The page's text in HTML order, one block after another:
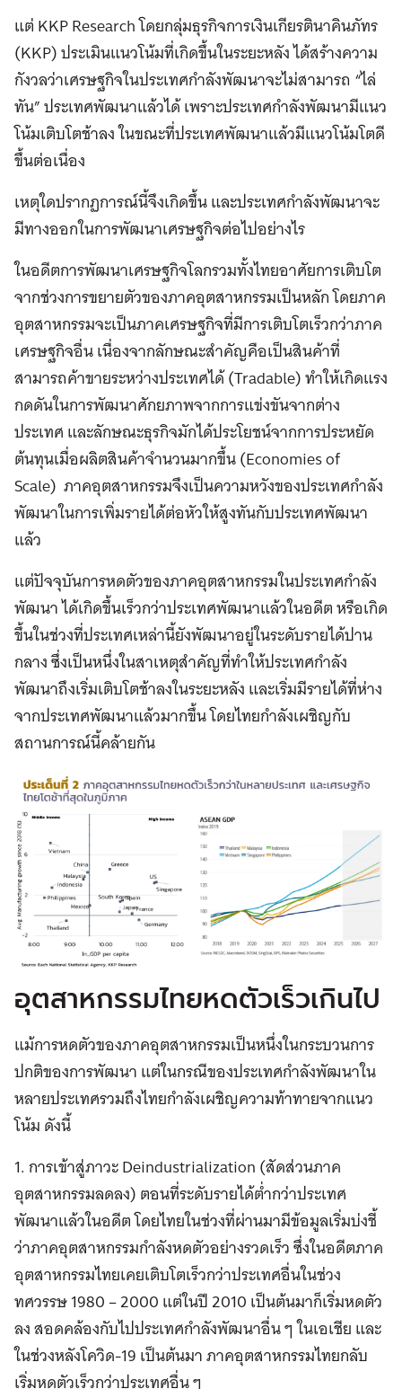
แต่ KKP Research โดยกลุ่มธุรกิจการเงินเกียรตินาคินภัทร
(KKP) ประเมินแนวโน้มที่เกิดขึ้นในระยะหลัง ได้สร้างความ
กังวลว่าเศรษฐกิจในประเทศกำลังพัฒนาจะไม่สามารถ “ไล่
ทัน” ประเทศพัฒนาแล้วได้ เพราะประเทศกำลังพัฒนามีแนว
โน้มเติบโตช้าลง ในขณะที่ประเทศพัฒนาแล้วมีแนวโน้มโตดี
ขึ้นต่อเนื่อง
เหตุใดปรากฏการณ์นี้จึงเกิดขึ้น และประเทศกำลังพัฒนาจะ
มีทางออกในการพัฒนาเศรษฐกิจต่อไปอย่างไร
ในอดีตการพัฒนาเศรษฐกิจโลกรวมทั้งไทยอาศัยการเติบโต
จากช่วงการขยายตัวของภาคอุตสาหกรรมเป็นหลัก โดยภาค
อุตสาหกรรมจะเป็นภาคเศรษฐกิจที่มีการเติบโตเร็วกว่าภาค
เศรษฐกิจอื่น เนื่องจากลักษณะสำคัญคือเป็นสินค้าที่
สามารถค้าขายระหว่างประเทศได้ (Tradable) ทำให้เกิดแรง
กดดันในการพัฒนาศักยภาพจากการแข่งขันจากต่าง
ประเทศ และลักษณะธุรกิจมักได้ประโยชน์จากการประหยัด
ต้นทุนเมื่อผลิตสินค้าจำนวนมากขึ้น (Economies of
Scale) ภาคอุตสาหกรรมจึงเป็นความหวังของประเทศกำลัง
พัฒนาในการเพิ่มรายได้ต่อหัวให้สูงทันกับประเทศพัฒนา
แล้ว
แต่ปัจจุบันการหดตัวของภาคอุตสาหกรรมในประเทศกำลัง
พัฒนา ได้เกิดขึ้นเร็วกว่าประเทศพัฒนาแล้วในอดีต หรือเกิด
ขึ้นในช่วงที่ประเทศเหล่านี้ยังพัฒนาอยู่ในระดับรายได้ปาน
กลาง ซึ่งเป็นหนึ่งในสาเหตุสำคัญที่ทำให้ประเทศกำลัง
พัฒนาถึงเริ่มเติบโตช้าลงในระยะหลัง และเริ่มมีรายได้ที่ห่าง
จากประเทศพัฒนาแล้วมากขึ้น โดยไทยกำลังเผชิญกับ
สถานการณ์นี้คล้ายกัน
อุตสาหกรรมไทยหดตัวเร็วเกินไป
แม้การหดตัวของภาคอุตสาหกรรมเป็นหนึ่งในกระบวนการ
ปกติของการพัฒนา แต่ในกรณีของประเทศกำลังพัฒนาใน
หลายประเทศรวมถึงไทยกำลังเผชิญความท้าทายจากแนว
โน้ม ดังนี้
1. การเข้าสู่ภาวะ Deindustrialization (สัดส่วนภาค
อุตสาหกรรมลดลง) ตอนที่ระดับรายได้ต่ำกว่าประเทศ
พัฒนาแล้วในอดีต โดยไทยในช่วงที่ผ่านมามีข้อมูลเริ่มบ่งชี้
ว่าภาคอุตสาหกรรมกำลังหดตัวอย่างรวดเร็ว ซึ่งในอดีตภาค
อุตสาหกรรมไทยเคยเติบโตเร็วกว่าประเทศอื่นในช่วง
ทศวรรษ 1980 – 2000 แต่ในปี 2010 เป็นต้นมาก็เริ่มหดตัว
ลง สอดคล้องกับไปประเทศกำลังพัฒนาอื่น ๆ ในเอเชีย และ
ในช่วงหลังโควิด-19 เป็นต้นมา ภาคอุตสาหกรรมไทยกลับ
เริ่มหดตัวเร็วกว่าประเทศอื่น ๆ